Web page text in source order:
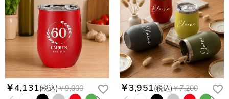
￥4,131(税込)￥9,000 ￥3,951(税込)￥7,200